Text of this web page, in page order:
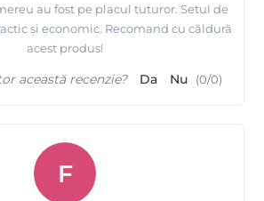
au fost pe placul tuturor. Setul de
și economic. Recomand cu căldură
acest produs!
această recenzie? Da Nu (0/0)
F